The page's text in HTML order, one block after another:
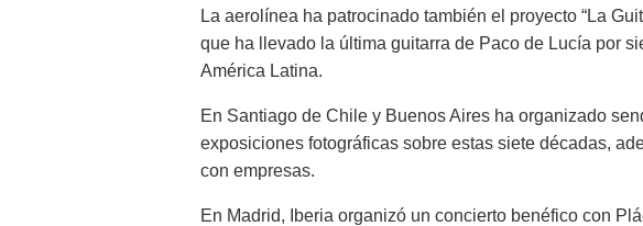
La aerolínea ha patrocinado también el proyecto “La
que ha llevado la última guitarra de Paco de Lucía por
América Latina.
En Santiago de Chile y Buenos Aires ha organizado
exposiciones fotográficas sobre estas siete décadas,
con empresas.
En Madrid, Iberia organizó un concierto benéfico con